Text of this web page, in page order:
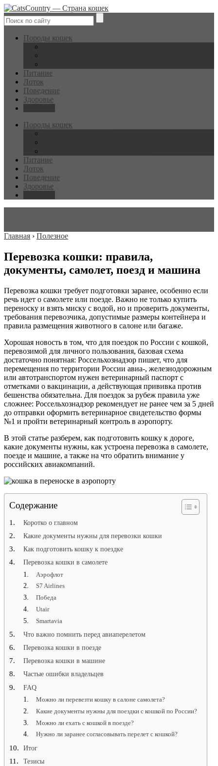
Породы кошек
Питание
Лоток
Поведение
Здоровье
Породы кошек
Питание
Лоток
Поведение
Здоровье
Главная › Полезное
Перевозка кошки: правила,
документы, самолет, поезд и машина
Перевозка кошки требует подготовки заранее, особенно если
речь идет о самолете или поезде. Важно не только купить
переноску и взять миску с водой, но и проверить документы,
требования перевозчика, допустимые размеры контейнера и
правила размещения животного в салоне или багаже.
Хорошая новость в том, что для поездок по России с кошкой,
перевозимой для личного пользования, базовая схема
достаточно понятная: Россельхознадзор пишет, что для
перемещения по территории России авиа-, железнодорожным
или автотранспортом нужен ветеринарный паспорт с
отметками о вакцинации, а действующая прививка против
бешенства обязательна. Для поездок за рубеж правила уже
сложнее: Россельхознадзор рекомендует не ранее чем за 5 дней
до отправки оформить ветеринарное свидетельство формы
№1 и пройти ветеринарный контроль в аэропорту.
В этой статье разберем, как подготовить кошку к дороге,
какие документы нужны, как устроена перевозка в самолете,
поезде и машине, а также на что обратить внимание у
российских авиакомпаний.
Содержание
Коротко о главном
Какие документы нужны для перевозки кошки
Как подготовить кошку к поездке
Перевозка кошки в самолете
Аэрофлот
S7 Airlines
Победа
Utair
Smartavia
Что важно помнить перед авиаперелетом
Перевозка кошки в поезде
Перевозка кошки в машине
Частые ошибки владельцев
FAQ
Можно ли перевезти кошку в салоне самолета?
Какие документы нужны для поездки с кошкой по России?
Можно ли ехать с кошкой в поезде?
Нужно ли заранее согласовывать перелет с кошкой?
Итог
Тезисы